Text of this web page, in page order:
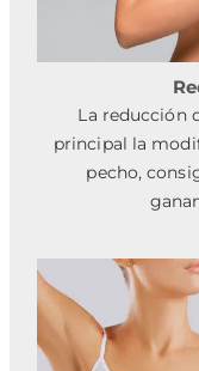
La reducción
principal la
pecho,